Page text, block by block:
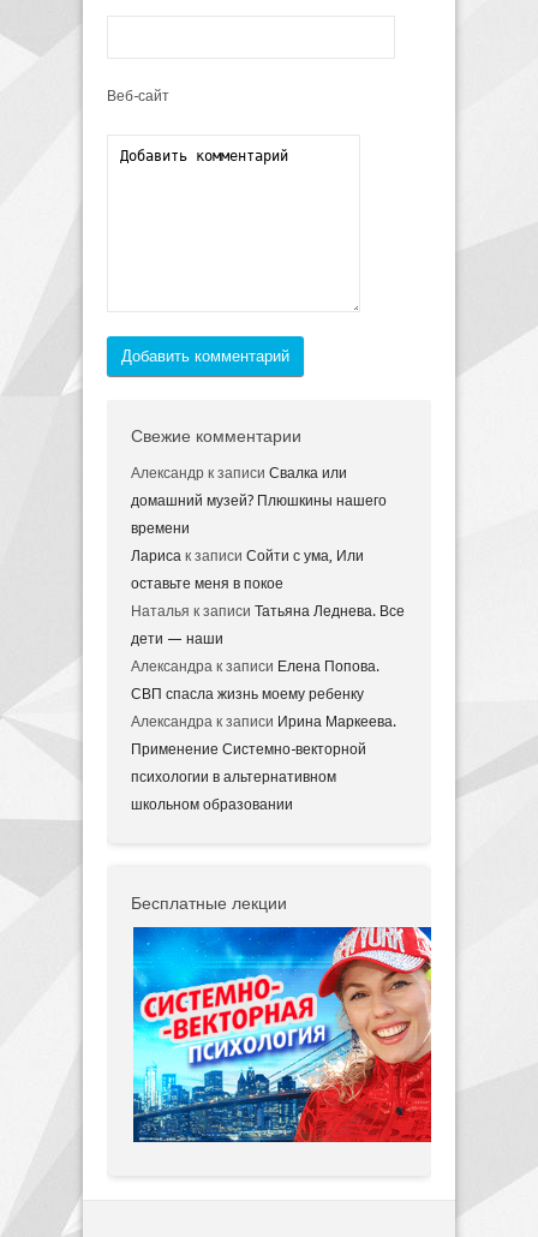
Веб-сайт
Добавить комментарий
Свежие комментарии
Александр к записи Свалка или
домашний музей? Плюшкины нашего
времени
Лариса к записи Сойти с ума, Или
оставьте меня в покое
Наталья к записи Татьяна Леднева. Все
дети — наши
Александра к записи Елена Попова.
СВП спасла жизнь моему ребенку
Александра к записи Ирина Маркеева.
Применение Системно-векторной
психологии в альтернативном
школьном образовании
Бесплатные лекции